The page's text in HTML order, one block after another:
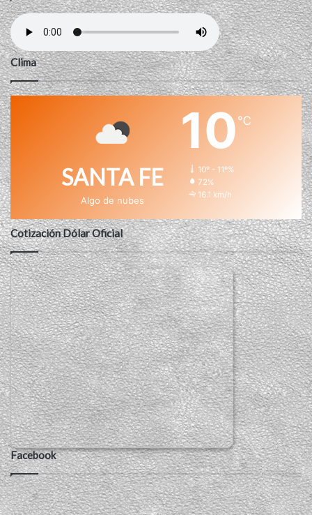
Clima
SANTA FE
Algo de nubes
10℃
10º - 11º%
72%
16.1 km/h
Cotización Dólar Oficial
Facebook